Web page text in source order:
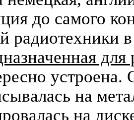
до самого
радиотехники
для
на
на